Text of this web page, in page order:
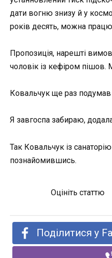
дати вогню знизу й у
років десять, можна
Пропозиція, нарешті
чоловік із кефіром пішов.
Ковальчук ще раз подумав
Я завгоспа забираю,
Так Ковальчук із
познайомившись.
Оцініть статтю
Поділитися у